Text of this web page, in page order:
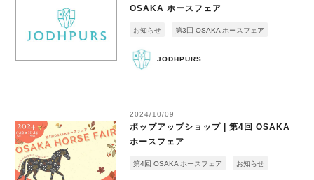
OSAKA ホースフェア
JODHPURS
お知らせ 第3回 OSAKA ホースフェア
2024/10/09
ポップアップショップ | 第4回 OSAKA
ホースフェア
第4回 OSAKA ホースフェア お知らせ